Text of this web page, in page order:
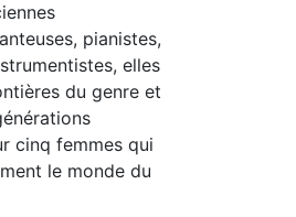
pianistes,
elles
du genre et
cinq femmes qui
le monde du